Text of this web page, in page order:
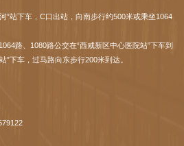
”站下车，C口出站，向南步行约500米或乘坐1064
路、1080路公交在“西咸新区中心医院站”下车到
”下车，过马路向东步行200米到达。